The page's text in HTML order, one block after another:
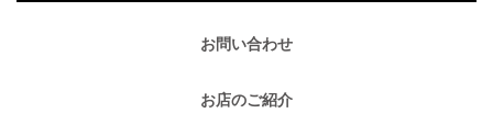
お問い合わせ
お店のご紹介